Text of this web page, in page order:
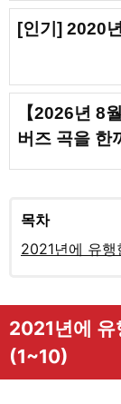
[인기] 2020
【2026년 8
버즈 곡을 한
목차
2021년에 유행
2021년에 유
(1~10)